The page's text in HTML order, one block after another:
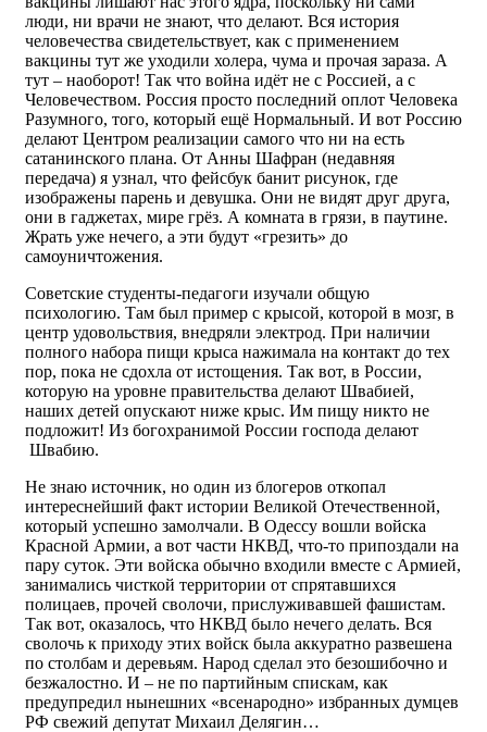
люди, ни врачи не знают, что делают. Вся история
человечества свидетельствует, как с применением
вакцины тут же уходили холера, чума и прочая зараза. А
тут – наоборот! Так что война идёт не с Россией, а с
Человечеством. Россия просто последний оплот Человека
Разумного, того, который ещё Нормальный. И вот Россию
делают Центром реализации самого что ни на есть
сатанинского плана. От Анны Шафран (недавняя
передача) я узнал, что фейсбук банит рисунок, где
изображены парень и девушка. Они не видят друг друга,
они в гаджетах, мире грёз. А комната в грязи, в паутине.
Жрать уже нечего, а эти будут «грезить» до
самоуничтожения.
Советские студенты-педагоги изучали общую
психологию. Там был пример с крысой, которой в мозг, в
центр удовольствия, внедряли электрод. При наличии
полного набора пищи крыса нажимала на контакт до тех
пор, пока не сдохла от истощения. Так вот, в России,
которую на уровне правительства делают Швабией,
наших детей опускают ниже крыс. Им пищу никто не
подложит! Из богохранимой России господа делают
Швабию.
Не знаю источник, но один из блогеров откопал
интереснейший факт истории Великой Отечественной,
который успешно замолчали. В Одессу вошли войска
Красной Армии, а вот части НКВД, что-то припоздали на
пару суток. Эти войска обычно входили вместе с Армией,
занимались чисткой территории от спрятавшихся
полицаев, прочей сволочи, прислуживавшей фашистам.
Так вот, оказалось, что НКВД было нечего делать. Вся
сволочь к приходу этих войск была аккуратно развешена
по столбам и деревьям. Народ сделал это безошибочно и
безжалостно. И – не по партийным спискам, как
предупредил нынешних «всенародно» избранных думцев
РФ свежий депутат Михаил Делягин…